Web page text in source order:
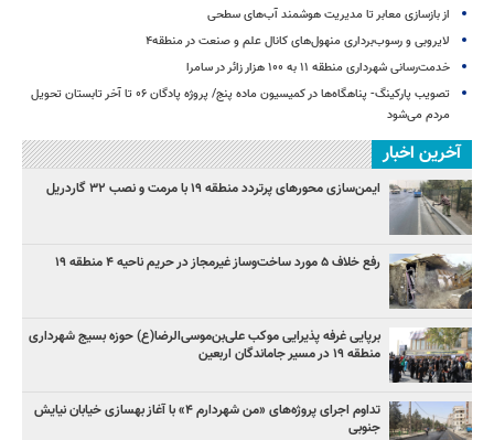
از بازسازی معابر تا مدیریت هوشمند آب‌های سطحی
لایروبی و رسوب‌برداری منهول‌های کانال علم و صنعت در منطقه۴
خدمت‌رسانی شهرداری منطقه ۱۱ به ۱۰۰ هزار زائر در سامرا
تصویب پارکینگ- پناهگاه‌ها در کمیسیون ماده پنج/ پروژه پادگان ۰۶ تا آخر تابستان تحویل
مردم می‌شود
آخرین اخبار
ایمن‌سازی محورهای پرتردد منطقه ۱۹ با مرمت و نصب ۳۲ گاردریل
رفع خلاف ۵ مورد ساخت‌وساز غیرمجاز در حریم ناحیه ۴ منطقه ۱۹
برپایی غرفه پذیرایی موکب علی‌بن‌موسی‌الرضا(ع) حوزه بسیج شهرداری
منطقه ۱۹ در مسیر جاماندگان اربعین
تداوم اجرای پروژه‌های «من شهردارم ۴» با آغاز بهسازی خیابان نیایش
جنوبی